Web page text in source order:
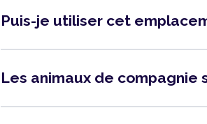
Puis-je utiliser cet
Les animaux de